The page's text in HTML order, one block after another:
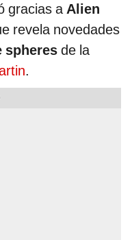
gracias aAlien
revela novedades
spheres de la
.